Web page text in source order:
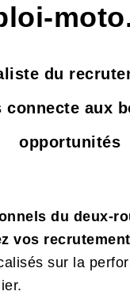
du
connecte aux
opportunités
du deux-
vos
sur la